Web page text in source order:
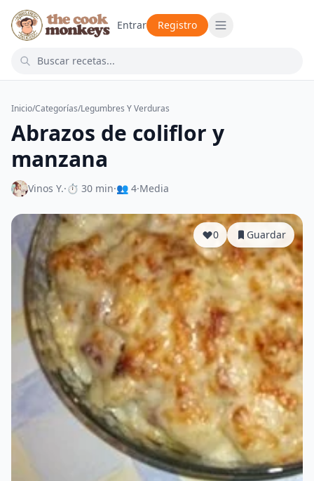
Entrar Registro
Inicio/Categorías/Legumbres Y Verduras
Abrazos de coliflor y
manzana
Vinos Y.·⏱ 30 min·👥 4·Media
0 Guardar